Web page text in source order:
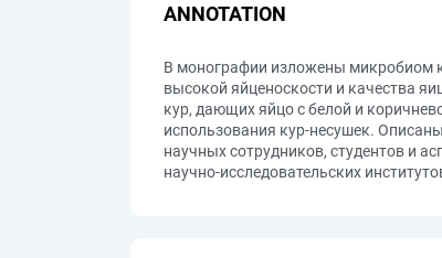
ANNOTATION
В монографии изложены микробиом
высокой яйценоскости и качества
кур, дающих яйцо с белой и
использования кур-несушек.
научных сотрудников, студентов и
научно-исследовательских